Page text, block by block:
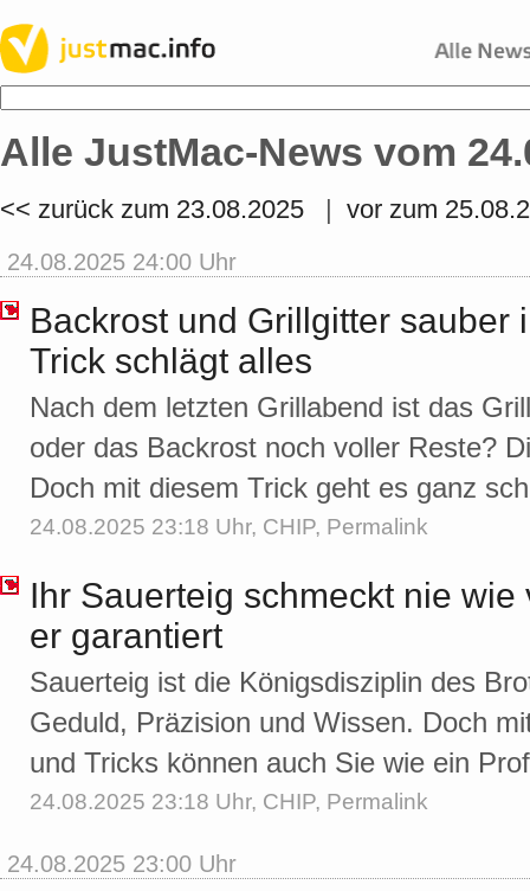
Alle JustMac-News vom
<< zurück zum 23.08.2025 | vor zum
24.08.2025 24:00 Uhr
Backrost und Grillgitter sauber
Trick schlägt alles
Nach dem letzten Grillabend ist das
oder das Backrost noch voller Reste?
Doch mit diesem Trick geht es ganz
24.08.2025 23:18 Uhr, CHIP, Permalink
Ihr Sauerteig schmeckt nie
er garantiert
Sauerteig ist die Königsdisziplin des
Geduld, Präzision und Wissen. Doch
und Tricks können auch Sie wie ein
24.08.2025 23:18 Uhr, CHIP, Permalink
24.08.2025 23:00 Uhr